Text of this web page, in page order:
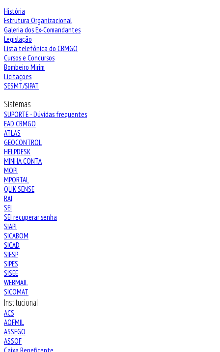
História
Estrutura Organizacional
Galeria dos Ex-Comandantes
Legislação
Lista telefônica do CBMGO
Cursos e Concursos
Bombeiro Mirim
Licitações
SESMT/SIPAT
Sistemas
SUPORTE - Dúvidas frequentes
EAD CBMGO
ATLAS
GEOCONTROL
HELPDESK
MINHA CONTA
MOPI
MPORTAL
QLIK SENSE
RAI
SEI
SEI recuperar senha
SIAPI
SICABOM
SICAD
SIESP
SIPES
SISEE
WEBMAIL
SICOMAT
Institucional
ACS
AOFMIL
ASSEGO
ASSOF